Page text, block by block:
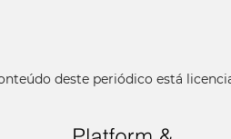
deste periódico está